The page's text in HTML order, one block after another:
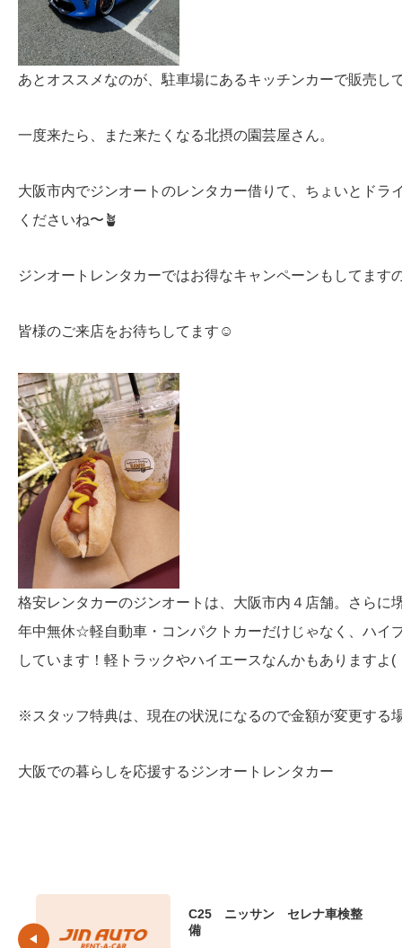
あとオススメなのが、駐車場にあるキッチンカーで販売し
一度来たら、また来たくなる北摂の園芸屋さん。
大阪市内でジンオートのレンタカー借りて、ちょいとド
くださいね〜🪴
ジンオートレンタカーではお得なキャンペーンもしてます
皆様のご来店をお待ちしてます☺️
格安レンタカーのジンオートは、大阪市内４店舗。さらに
年中無休☆軽自動車・コンパクトカーだけじゃなく、ハイ
しています！軽トラックやハイエースなんかもありますよ(
※スタッフ特典は、現在の状況になるので金額が変更する
大阪での暮らしを応援するジンオートレンタカー
C25 ニッサン セレナ車検整
備